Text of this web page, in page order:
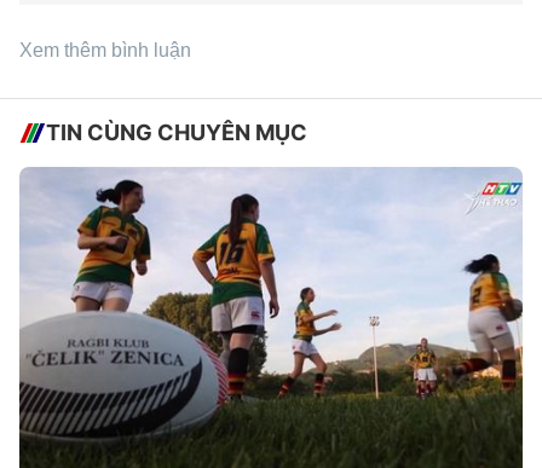
Xem thêm bình luận
TIN CÙNG CHUYÊN MỤC